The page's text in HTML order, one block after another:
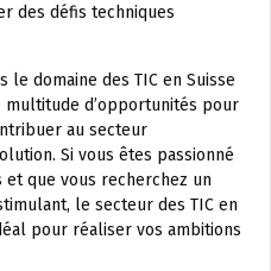
des défis techniques
le domaine des TIC en Suisse
d’opportunités pour
au secteur
Si vous êtes passionné
que vous recherchez un
le secteur des TIC en
pour réaliser vos ambitions